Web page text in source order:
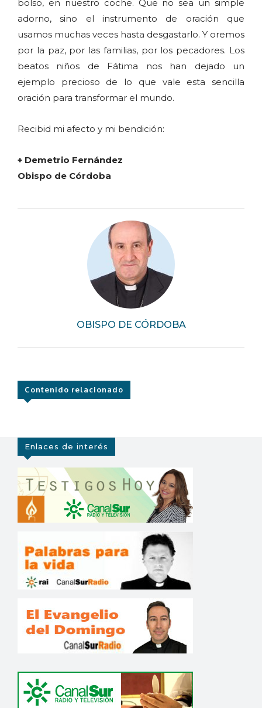
OBISPO DE CÓRDOBA
bolso, en nuestro coche. Que no sea un simple
adorno, sino el instrumento de oración que
usamos muchas veces hasta desgastarlo. Y oremos
por la paz, por las familias, por los pecadores. Los
beatos niños de Fátima nos han dejado un
ejemplo precioso de lo que vale esta sencilla
oración para transformar el mundo.
Recibid mi afecto y mi bendición:
+ Demetrio Fernández
Obispo de Córdoba
Contenido relacionado
Enlaces de interés